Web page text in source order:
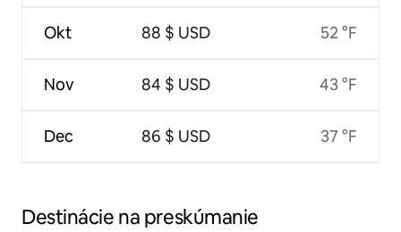
Okt
Nov
Dec
88 $ USD
84 $ USD
86 $ USD
52 °F
43 °F
37 °F
Destinácie na preskúmanie